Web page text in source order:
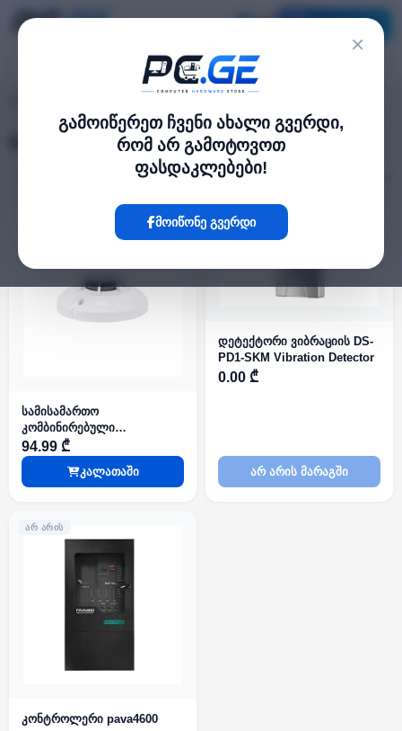
×
გამოიწერეთ ჩვენი ახალი გვერდი,
რომ არ გამოტოვოთ
ფასდაკლებები!
მოიწონე გვერდი
დეტექტორები და კონტროლერები
3 პროდუქტი
სამისამართო
კომბინირებული
დეტექტორი unipos
FD7160M Combined Detector
94.99 ₾
კალათაში
ᲐᲠ ᲐᲠᲘᲡ
დეტექტორი ვიბრაციის DS-
PD1-SKM Vibration Detector
0.00 ₾
არ არის მარაგში
ᲐᲠ ᲐᲠᲘᲡ
კონტროლერი pava4600